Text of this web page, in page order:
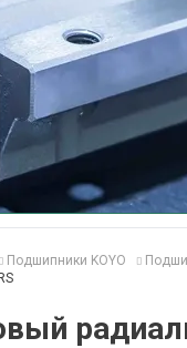
Подшипники KOYO